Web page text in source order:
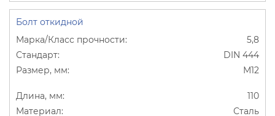
Болт откидной
5,8
DIN 444
М12
110
Сталь